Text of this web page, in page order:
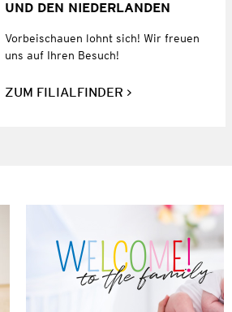
UND DEN NIEDERLANDEN
Vorbeischauen lohnt sich! Wir freuen
uns auf Ihren Besuch!
ZUM FILIALFINDER